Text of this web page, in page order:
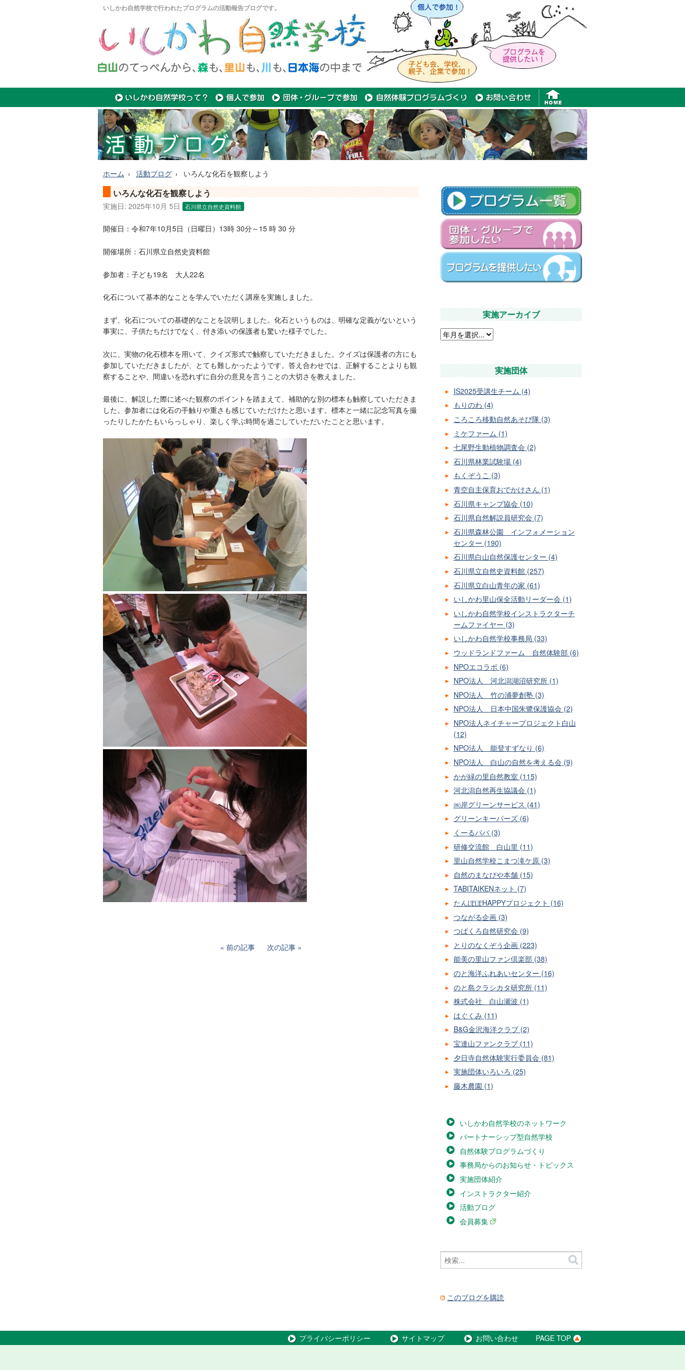
いしかわ自然学校で行われたプログラムの活動報告ブログです。
ホーム 活動ブログ いろんな化石を観察しよう
いろんな化石を観察しよう
実施日: 2025年10月 5日 石川県立自然史資料館
開催日：令和7年10月5日（日曜日）13時30分～ 15 時30 分
開催場所：石川県立自然史資料館
参加者：子ども19名 大人22名
化石について基本的なことを学んでいただく講座を実施しました。
まず、化石についての基礎的なことを説明しました。化石というものは、明確な定義がないという
事実に、子供たちだけでなく、付き添いの保護者も驚いた様子でした。
次に、実物の化石標本を用いて、クイズ形式で触察していただきました。クイズは保護者の方にも
参加していただきましたが、とても難しかったようです。答え合わせでは、正解することよりも観
察することや、間違いを恐れずに自分の意見を言うことの大切さを教えました。
最後に、解説した際に述べた観察のポイントを踏まえて、補助的な別の標本も触察していただきま
した。参加者には化石の手触りや重さも感じていただけたと思います。標本と一緒に記念写真を撮
ったりしたかたもいらっしゃり、楽しく学ぶ時間を過ごしていただいたことと思います。
前の記事 次の記事
実施アーカイブ
実施団体
IS2025受講生チーム (4)
もりのわ (4)
ころころ移動自然あそび隊 (3)
ミケファーム (1)
七尾野生動植物調査会 (2)
石川県林業試験場 (4)
もくぞうこ (3)
青空自主保育おでかけさん (1)
石川県キャンプ協会 (10)
石川県自然解説員研究会 (7)
石川県森林公園 インフォメーション
センター (190)
石川県白山自然保護センター (4)
石川県立自然史資料館 (257)
石川県立白山青年の家 (61)
いしかわ里山保全活動リーダー会 (1)
いしかわ自然学校インストラクターチ
ームファイヤー (3)
いしかわ自然学校事務局 (33)
ウッドランドファーム 自然体験部 (6)
NPOエコラボ (6)
NPO法人 河北潟湖沼研究所 (1)
NPO法人 竹の浦夢創塾 (3)
NPO法人 日本中国朱鷺保護協会 (2)
NPO法人ネイチャープロジェクト白山
(12)
NPO法人 能登すずなり (6)
NPO法人 白山の自然を考える会 (9)
かが緑の里自然教室 (115)
河北潟自然再生協議会 (1)
㈱岸グリーンサービス (41)
グリーンキーパーズ (6)
くーるパパ (3)
研修交流館 白山里 (11)
里山自然学校こまつ滝ケ原 (3)
自然のまなびや本舗 (15)
TABITAIKENネット (7)
たんぽぽHAPPYプロジェクト (16)
つながる企画 (3)
つばくろ自然研究会 (9)
とりのなくぞう企画 (223)
能美の里山ファン倶楽部 (38)
のと海洋ふれあいセンター (16)
のと島クラシカタ研究所 (11)
株式会社 白山瀬波 (1)
はぐくみ (11)
B&G金沢海洋クラブ (2)
宝達山ファンクラブ (11)
夕日寺自然体験実行委員会 (81)
実施団体いろいろ (25)
藤木農園 (1)
いしかわ自然学校のネットワーク
パートナーシップ型自然学校
自然体験プログラムづくり
事務局からのお知らせ・トピックス
実施団体紹介
インストラクター紹介
活動ブログ
会員募集
このブログを購読
プライバシーポリシー サイトマップ お問い合わせ PAGE TOP